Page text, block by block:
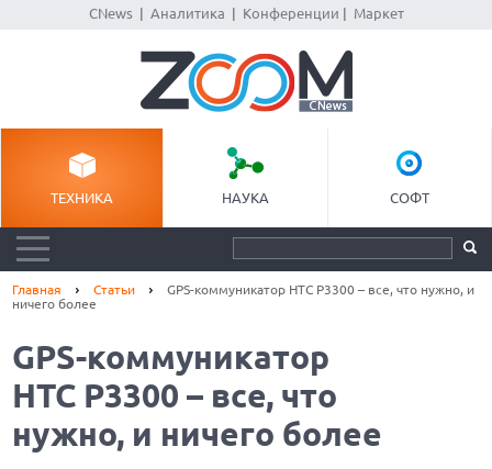
CNews| Аналитика Конференции Маркет
ТЕХНИКА НАУКА СОФТ
Главная Статьи
GPS-коммуникатор HTC P3300 – все, что нужно, и
ничего более
GPS-коммуникатор
HTC P3300 – все, что
нужно, и ничего более